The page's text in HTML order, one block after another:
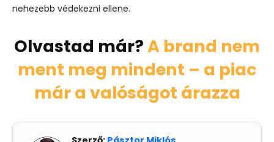
nehezebb védekezni ellene.
Olvastad már?A brand nem
ment meg mindent – a piac
már a valóságot árazza